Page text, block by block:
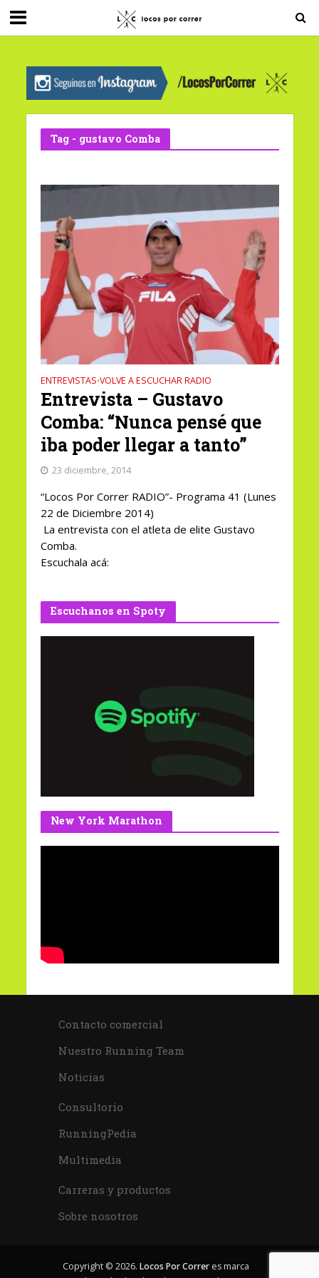
G-0X2PD3RFLV
Tag - gustavo Comba
ENTREVISTAS•VOLVE A ESCUCHAR RADIO
Entrevista – Gustavo
Comba: “Nunca pensé que
iba poder llegar a tanto”
23 diciembre, 2014
“Locos Por Correr RADIO”- Programa 41 (Lunes
22 de Diciembre 2014)
La entrevista con el atleta de elite Gustavo
Comba.
Escuchala acá:
Escuchanos en Spoty
New York Marathon
Contacto comercial
Nuestro Running Team
Noticias
Consultorio
RunningPedia
Multimedia
Carreras y productos
Sobre nosotros
Copyright © 2026. Locos Por Correr es marca